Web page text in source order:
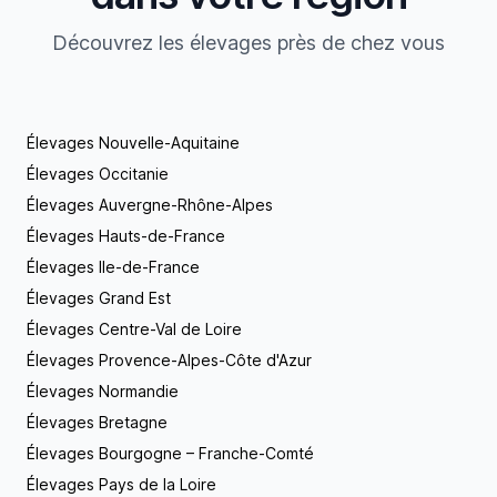
l’année vos petits compagnons à quatre pattes.
Soucieux de garder ces derniers dans des
adopter un Jack Russell terrier, n’hésitez pas à
nous contacter !
Découvrez les élevages près de chez vous
Élevages Nouvelle-Aquitaine
Élevages Occitanie
Élevages Auvergne-Rhône-Alpes
Élevages Hauts-de-France
Élevages Ile-de-France
Élevages Grand Est
Élevages Centre-Val de Loire
Élevages Provence-Alpes-Côte d'Azur
Élevages Normandie
Élevages Bretagne
Élevages Bourgogne – Franche-Comté
Élevages Pays de la Loire